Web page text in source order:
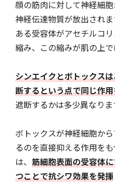
顔の筋肉に対して神経細
神経伝達物質が放出され
ある受容体がアセチルコ
縮み、この縮みが肌の上で
シンエイクとボトックス
断するという点で同じ作
遮断するかは多少異なりま
ボトックスが神経細胞か
るのを直接抑える作用を
は、 筋細胞表面の受容体
つことで抗シワ効果を発揮